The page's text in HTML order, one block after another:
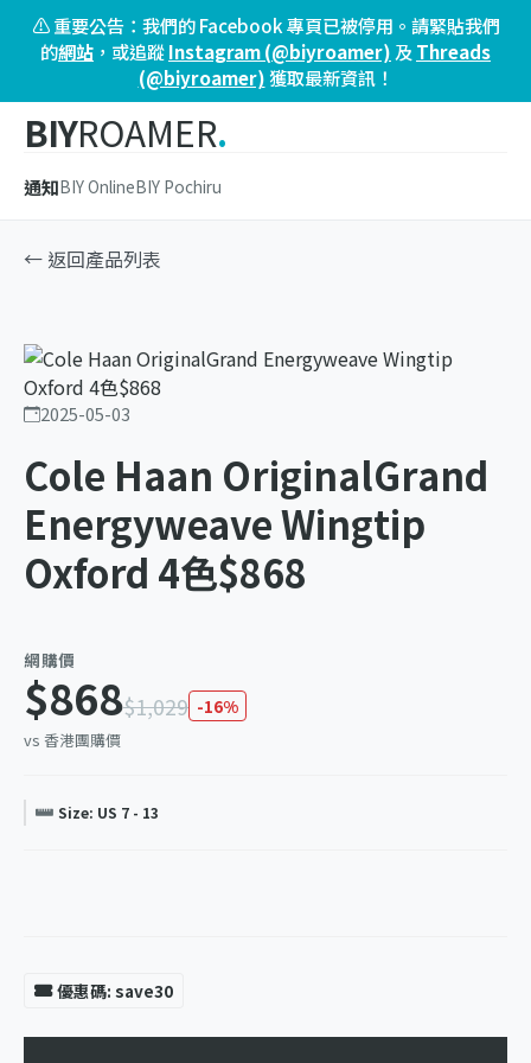
⚠️ 重要公告：我們的 Facebook 專頁已被停用。請緊貼我們
的網站 ，或追蹤Instagram (@biyroamer) 及 Threads
(@biyroamer)獲取最新資訊！
BIYROAMER.
通知BIY OnlineBIY Pochiru
← 返回產品列表
2025-05-03
Cole Haan OriginalGrand
Energyweave Wingtip
Oxford 4色$868
網購價
$868$1,029 -16%
vs 香港團購價
Size: US 7 - 13
優惠碼: save30